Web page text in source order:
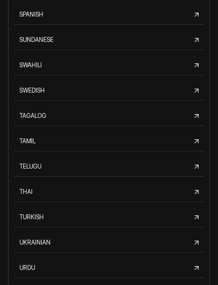
SPANISH
SUNDANESE
SWAHILI
SWEDISH
TAGALOG
TAMIL
TELUGU
THAI
TURKISH
UKRAINIAN
URDU